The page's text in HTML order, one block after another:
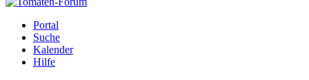
Portal
Suche
Kalender
Hilfe